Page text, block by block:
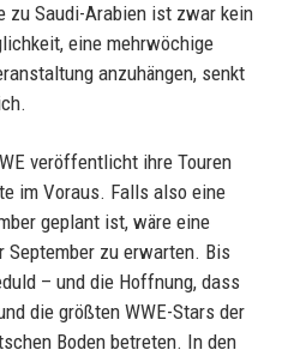
zu Saudi-Arabien ist zwar kein
eine mehrwöchige
anzuhängen, senkt
veröffentlicht ihre Touren
im Voraus. Falls also eine
geplant ist, wäre eine
September zu erwarten. Bis
– und die Hoffnung, dass
die größten WWE-Stars der
Boden betreten. In den